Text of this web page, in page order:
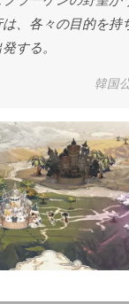
、各々の目的を持
する。
韓国